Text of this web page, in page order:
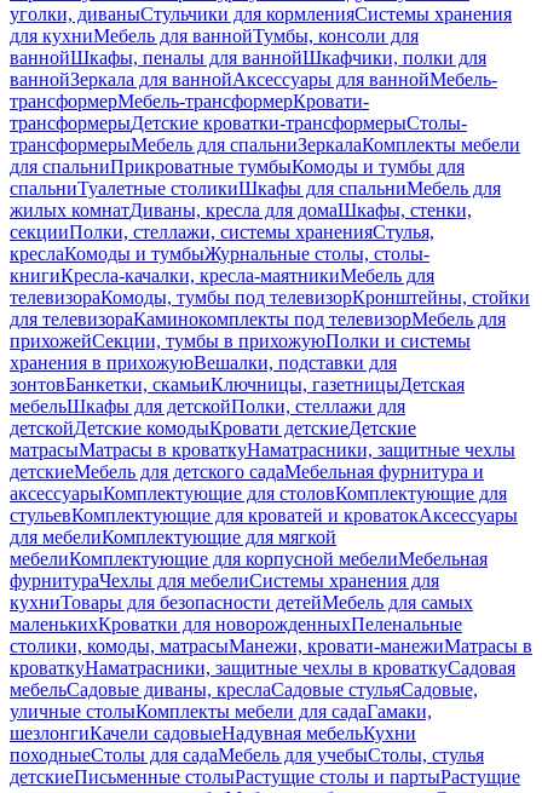
уголки, диваныСтульчики для кормленияСистемы хранения
для кухниМебель для ваннойТумбы, консоли для
ваннойШкафы, пеналы для ваннойШкафчики, полки для
ваннойЗеркала для ваннойАксессуары для ваннойМебель-
трансформерМебель-трансформерКровати-
трансформерыДетские кроватки-трансформерыСтолы-
трансформерыМебель для спальниЗеркалаКомплекты мебели
для спальниПрикроватные тумбыКомоды и тумбы для
спальниТуалетные столикиШкафы для спальниМебель для
жилых комнатДиваны, кресла для домаШкафы, стенки,
секцииПолки, стеллажи, системы храненияСтулья,
креслаКомоды и тумбыЖурнальные столы, столы-
книгиКресла-качалки, кресла-маятникиМебель для
телевизораКомоды, тумбы под телевизорКронштейны, стойки
для телевизораКаминокомплекты под телевизорМебель для
прихожейСекции, тумбы в прихожуюПолки и системы
хранения в прихожуюВешалки, подставки для
зонтовБанкетки, скамьиКлючницы, газетницыДетская
мебельШкафы для детскойПолки, стеллажи для
детскойДетские комодыКровати детскиеДетские
матрасыМатрасы в кроваткуНаматрасники, защитные чехлы
детскиеМебель для детского садаМебельная фурнитура и
аксессуарыКомплектующие для столовКомплектующие для
стульевКомплектующие для кроватей и кроватокАксессуары
для мебелиКомплектующие для мягкой
мебелиКомплектующие для корпусной мебелиМебельная
фурнитураЧехлы для мебелиСистемы хранения для
кухниТовары для безопасности детейМебель для самых
маленькихКроватки для новорожденныхПеленальные
столики, комоды, матрасыМанежи, кровати-манежиМатрасы в
кроваткуНаматрасники, защитные чехлы в кроваткуСадовая
мебельСадовые диваны, креслаСадовые стульяСадовые,
уличные столыКомплекты мебели для садаГамаки,
шезлонгиКачели садовыеНадувная мебельКухни
походныеСтолы для садаМебель для учебыСтолы, стулья
детскиеПисьменные столыРастущие столы и партыРастущие